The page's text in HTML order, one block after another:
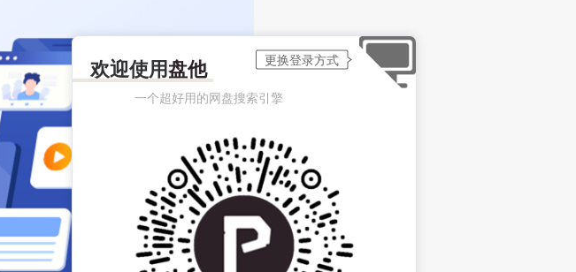
欢迎使用盘他
一个超好用的网盘搜索引擎